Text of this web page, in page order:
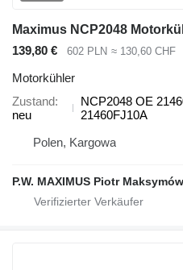
139,80 € 602 PLN ≈ 130,60 CHF
Motorkühler
Zustand
neu
NCP2048 OE
21460FJ10A
Polen, Kargowa
P.W. MAXIMUS Piotr Maksymów